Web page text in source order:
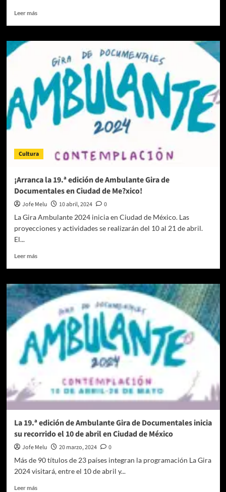
Leer másLeer
Así
inauguración
de
Ambulante
Cultura
¡Arranca la 19.ª edición de Ambulante Gira de
Documentales en Ciudad de Me?xico!
Jofe Melu 10 abril, 2024
0
La Gira Ambulante 2024 inicia en Ciudad de México. Las
proyecciones y actividades se realizarán del 10 al 21 de abril.
El...
Leer másLeer
¡Arranca
la
19.ª
Ambulante
Gira
de
Documentales
Me?
La 19.ª edición de Ambulante Gira de Documentales inicia
su recorrido el 10 de abril en Ciudad de México
Jofe Melu 20 marzo, 2024
0
Más de 90 títulos de 23 países integran la programación La Gira
2024 visitará, entre el 10 de abril y...
Leer másLeer